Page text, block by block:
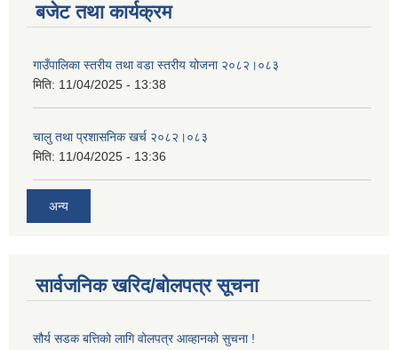
बजेट तथा कार्यक्रम
गाउँपालिका स्तरीय तथा वडा स्तरीय योजना २०८२।०८३
मिति: 11/04/2025 - 13:38
चालु तथा प्रशासनिक खर्च २०८२।०८३
मिति: 11/04/2025 - 13:36
अन्य
सार्वजनिक खरिद/बोलपत्र सूचना
सौर्य सडक बत्तिको लागि वोलपत्र आव्हानको सुचना !